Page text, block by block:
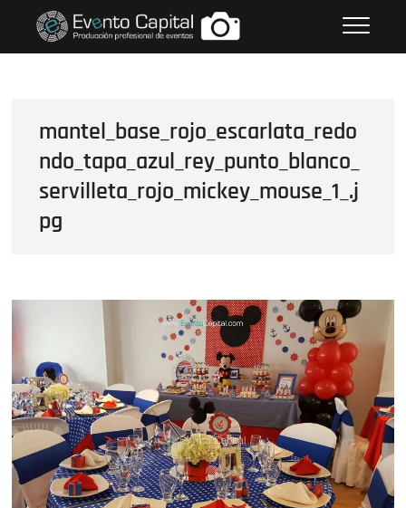
contenido
FOTOS GRUPO EMPRESARIAL
mantel_base_rojo_escarlata_redo
ndo_tapa_azul_rey_punto_blanco_
servilleta_rojo_mickey_mouse_1_.j
pg